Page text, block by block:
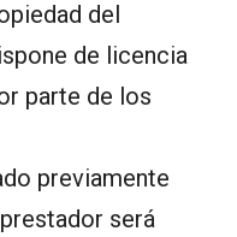
del
de licencia
parte de los
previamente
será